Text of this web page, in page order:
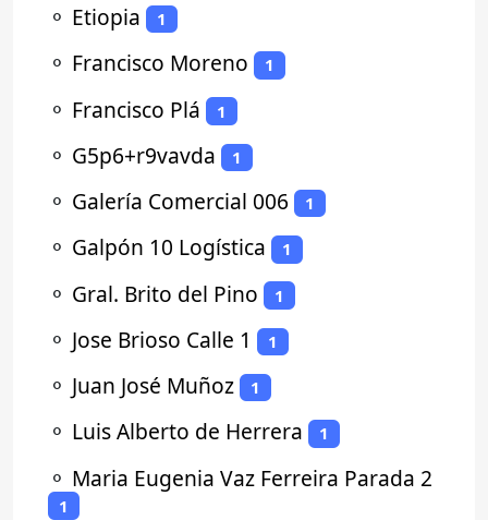
⚬ Etiopia 1
⚬ Francisco Moreno 1
⚬ Francisco Plá 1
⚬ G5p6+r9vavda 1
⚬ Galería Comercial 006 1
⚬ Galpón 10 Logística 1
⚬ Gral. Brito del Pino 1
⚬ Jose Brioso Calle 1 1
⚬ Juan José Muñoz 1
⚬ Luis Alberto de Herrera 1
⚬ Maria Eugenia Vaz Ferreira Parada 2
1